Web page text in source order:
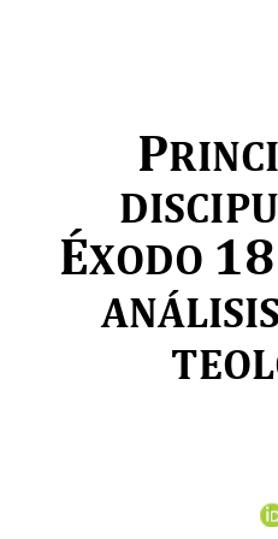
P
ÉXODO